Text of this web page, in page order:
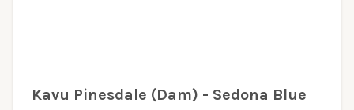
Kavu Pinesdale (Dam) - Sedona Blue